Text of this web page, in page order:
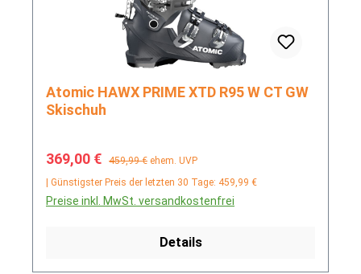
Atomic HAWX PRIME XTD R95 W CT GW
Skischuh
Verkaufspreis:
369,00 € Regulärer Preis:
459,99 € ehem. UVP
| Günstigster Preis der letzten 30 Tage: 459,99 €
Preise inkl. MwSt. versandkostenfrei
Details